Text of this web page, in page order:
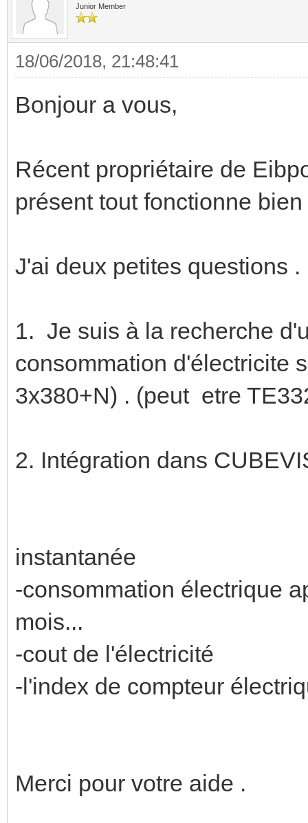
Junior Member
18/06/2018, 21:48:41
Bonjour a vous,
Récent propriétaire de
présent tout fonctionne
J'ai deux petites questions .
1. Je suis à la recherche
consommation d'électricite
3x380+N) . (peut etre
2. Intégration dans
instantanée
-consommation électrique
mois...
-cout de l'électricité
-l'index de compteur
Merci pour votre aide .